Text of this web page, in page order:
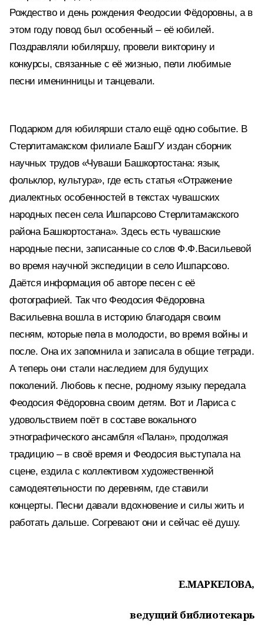
Рождество и день рождения Феодосии Фёдоровны, а в
этом году повод был особенный – её юбилей.
Поздравляли юбиляршу, провели викторину и
конкурсы, связанные с её жизнью, пели любимые
песни именинницы и танцевали.
Подарком для юбилярши стало ещё одно событие. В
Стерлитамакском филиале БашГУ издан сборник
научных трудов «Чуваши Башкортостана: язык,
фольклор, культура», где есть статья «Отражение
диалектных особенностей в текстах чувашских
народных песен села Ишпарсово Стерлитамакского
района Башкортостана». Здесь есть чувашские
народные песни, записанные со слов Ф.Ф.Васильевой
во время научной экспедиции в село Ишпарсово.
Даётся информация об авторе песен с её
фотографией. Так что Феодосия Фёдоровна
Васильевна вошла в историю благодаря своим
песням, которые пела в молодости, во время войны и
после. Она их запомнила и записала в общие тетради.
А теперь они стали наследием для будущих
поколений. Любовь к песне, родному языку передала
Феодосия Фёдоровна своим детям. Вот и Лариса с
удовольствием поёт в составе вокального
этнографического ансамбля «Палан», продолжая
традицию – в своё время и Феодосия выступала на
сцене, ездила с коллективом художественной
самодеятельности по деревням, где ставили
концерты. Песни давали вдохновение и силы жить и
работать дальше. Согревают они и сейчас её душу.
Е.МАРКЕЛОВА,
ведущий библиотекарь